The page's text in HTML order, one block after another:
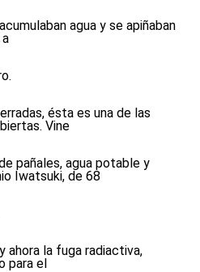
agua y se apiñaban
ésta es una de las
Vine
pañales, agua potable y
Iwatsuki, de 68
ahora la fuga radiactiva,
para el